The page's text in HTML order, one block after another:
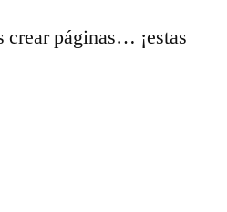
crear páginas… ¡estas